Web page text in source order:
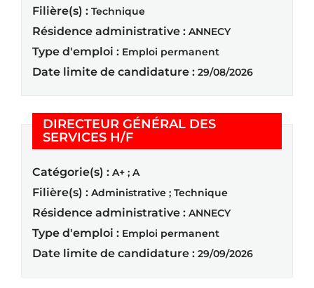
Filière(s) : Technique
Résidence administrative : ANNECY
Type d'emploi : Emploi permanent
Date limite de candidature : 29/08/2026
DIRECTEUR GÉNÉRAL DES
SERVICES H/F(Nouvelle fenêtre)
Catégorie(s) : A+ ; A
Filière(s) : Administrative ; Technique
Résidence administrative : ANNECY
Type d'emploi : Emploi permanent
Date limite de candidature : 29/09/2026